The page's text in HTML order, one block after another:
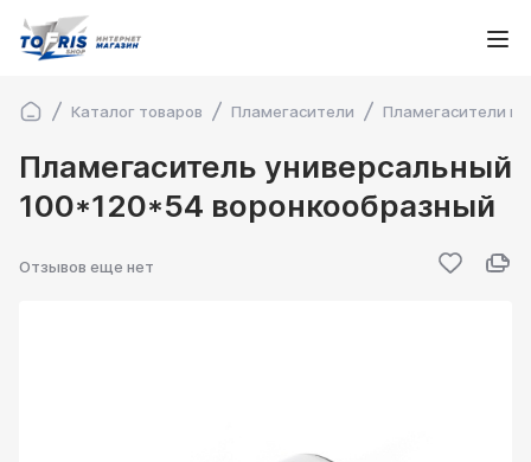
Каталог товаров Пламегасители Пламегасители
Пламегаситель универсальный
100*120*54 воронкообразный
Отзывов еще нет